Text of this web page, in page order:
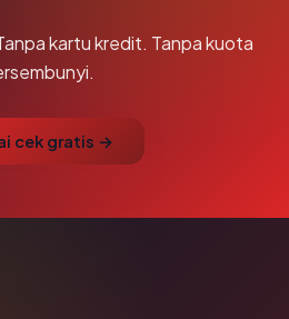
kartu kredit. Tanpa kuota
cek gratis →